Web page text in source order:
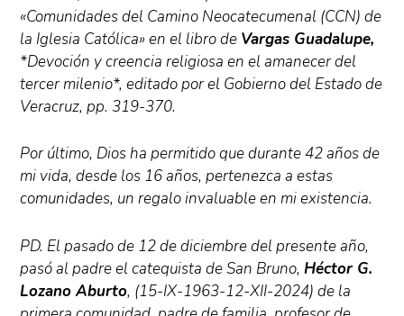
«Comunidades del Camino Neocatecumenal (CCN) de
la Iglesia Católica» en el libro de Vargas Guadalupe,
*Devoción y creencia religiosa en el amanecer del
tercer milenio*, editado por el Gobierno del Estado de
Veracruz, pp. 319-370.
Por último, Dios ha permitido que durante 42 años de
mi vida, desde los 16 años, pertenezca a estas
comunidades, un regalo invaluable en mi existencia.
PD. El pasado de 12 de diciembre del presente año,
pasó al padre el catequista de San Bruno,Héctor G.
Lozano Aburto, (15-IX-1963-12-XII-2024) de la